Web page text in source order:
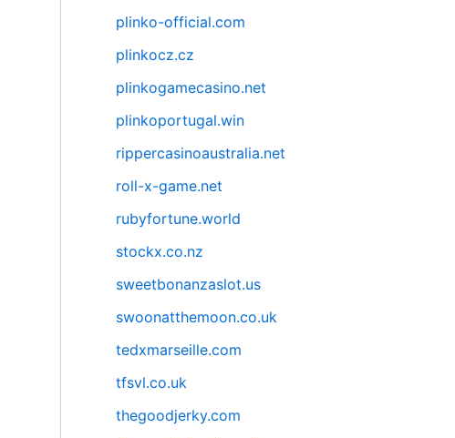
plinko-official.com
plinkocz.cz
plinkogamecasino.net
plinkoportugal.win
rippercasinoaustralia.net
roll-x-game.net
rubyfortune.world
stockx.co.nz
sweetbonanzaslot.us
swoonatthemoon.co.uk
tedxmarseille.com
tfsvl.co.uk
thegoodjerky.com